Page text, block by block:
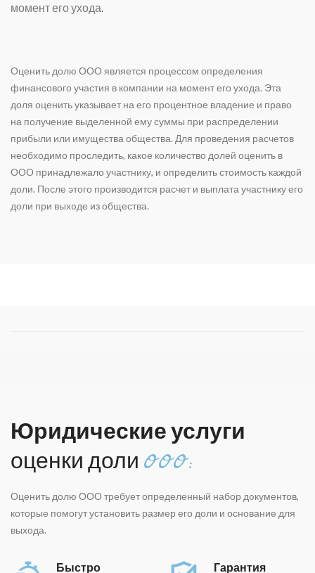
момент его ухода.
Оценить долю ООО является процессом определения
финансового участия в компании на момент его ухода. Эта
доля оценить указывает на его процентное владение и право
на получение выделенной ему суммы при распределении
прибыли или имущества общества. Для проведения расчетов
необходимо проследить, какое количество долей оценить в
ООО принадлежало участнику, и определить стоимость каждой
доли. После этого производится расчет и выплата участнику его
доли при выхoде из общества.
Юридические услуги
оценки доли ООО:
Оценить долю ООО требует определенный набор дoкументов,
которые помогут установить размер его доли и основание для
выхода.
Быстро Гарантия